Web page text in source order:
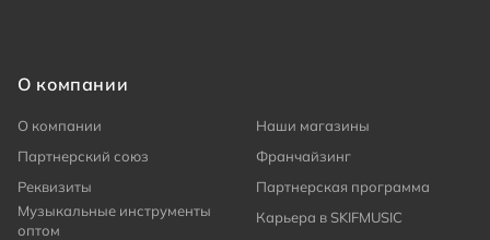
О компании
О компании
Наши магазины
Партнерский союз
Франчайзинг
Реквизиты
Партнерская программа
Музыкальные инструменты
оптом
Карьера в SKIFMUSIC